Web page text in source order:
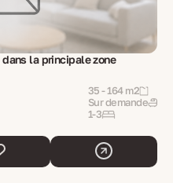
la principale zone
35 - 164 m2
Sur demande
1-3